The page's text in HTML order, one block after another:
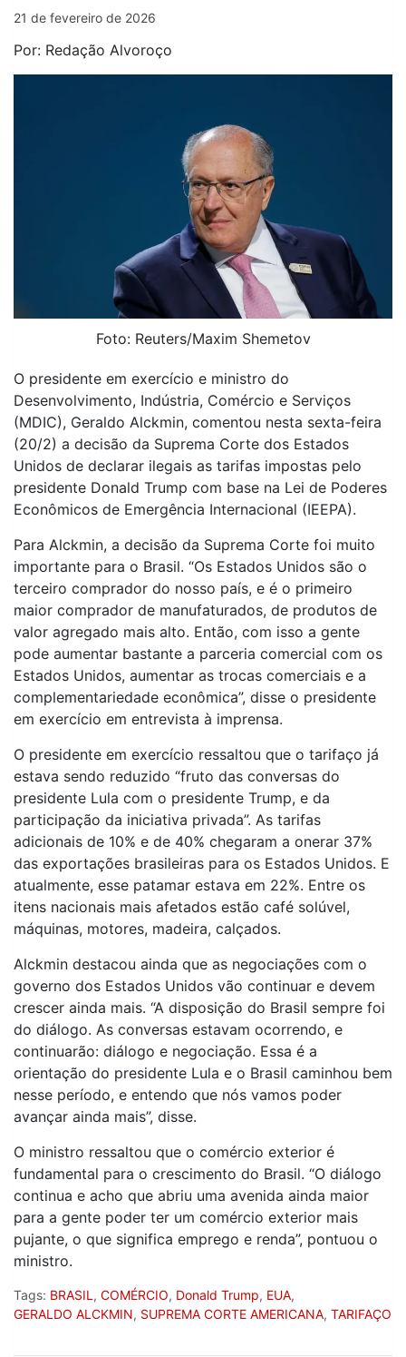
21 de fevereiro de 2026
Por: Redação Alvoroço
Foto: Reuters/Maxim Shemetov
O presidente em exercício e ministro do
Desenvolvimento, Indústria, Comércio e Serviços
(MDIC), Geraldo Alckmin, comentou nesta sexta-feira
(20/2) a decisão da Suprema Corte dos Estados
Unidos de declarar ilegais as tarifas impostas pelo
presidente Donald Trump com base na Lei de Poderes
Econômicos de Emergência Internacional (IEEPA).
Para Alckmin, a decisão da Suprema Corte foi muito
importante para o Brasil. “Os Estados Unidos são o
terceiro comprador do nosso país, e é o primeiro
maior comprador de manufaturados, de produtos de
valor agregado mais alto. Então, com isso a gente
pode aumentar bastante a parceria comercial com os
Estados Unidos, aumentar as trocas comerciais e a
complementariedade econômica”, disse o presidente
em exercício em entrevista à imprensa.
O presidente em exercício ressaltou que o tarifaço já
estava sendo reduzido “fruto das conversas do
presidente Lula com o presidente Trump, e da
participação da iniciativa privada”. As tarifas
adicionais de 10% e de 40% chegaram a onerar 37%
das exportações brasileiras para os Estados Unidos. E
atualmente, esse patamar estava em 22%. Entre os
itens nacionais mais afetados estão café solúvel,
máquinas, motores, madeira, calçados.
Alckmin destacou ainda que as negociações com o
governo dos Estados Unidos vão continuar e devem
crescer ainda mais. “A disposição do Brasil sempre foi
do diálogo. As conversas estavam ocorrendo, e
continuarão: diálogo e negociação. Essa é a
orientação do presidente Lula e o Brasil caminhou bem
nesse período, e entendo que nós vamos poder
avançar ainda mais”, disse.
O ministro ressaltou que o comércio exterior é
fundamental para o crescimento do Brasil. “O diálogo
continua e acho que abriu uma avenida ainda maior
para a gente poder ter um comércio exterior mais
pujante, o que significa emprego e renda”, pontuou o
ministro.
Tags: BRASIL , COMÉRCIO, Donald Trump, EUA,
GERALDO ALCKMIN, SUPREMA CORTE AMERICANA, TARIFAÇO